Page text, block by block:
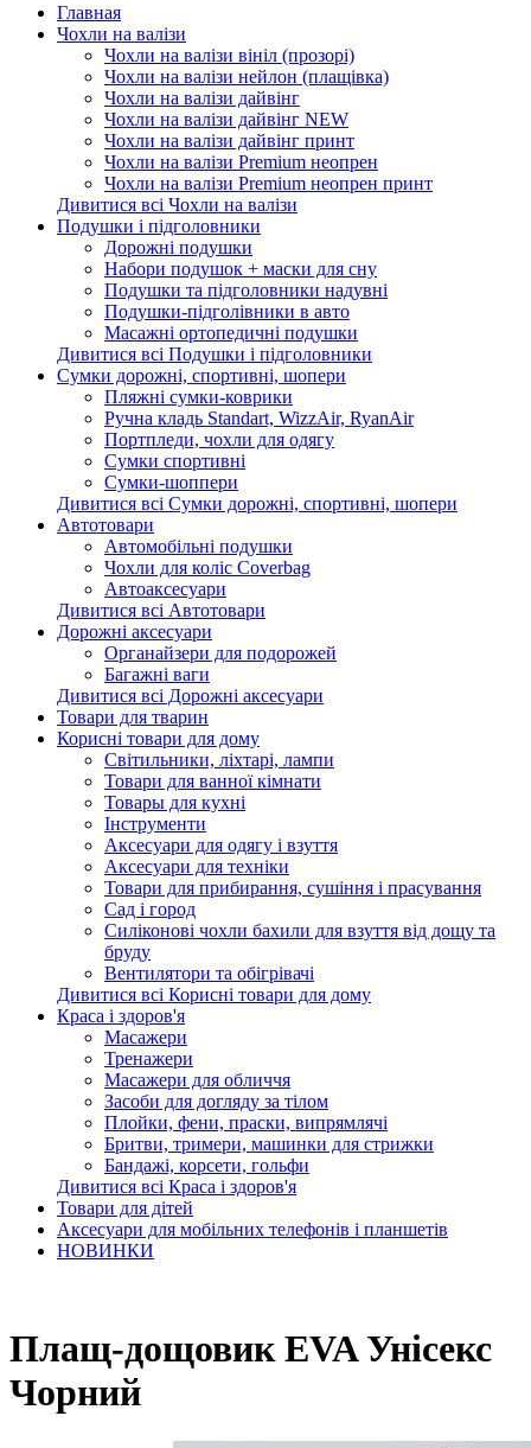
Главная
Чохли на валізи
Чохли на валізи вініл (прозорі)
Чохли на валізи нейлон (плащівка)
Чохли на валізи дайвінг
Чохли на валізи дайвінг NEW
Чохли на валізи дайвінг принт
Чохли на валізи Premium неопрен
Чохли на валізи Premium неопрен принт
Дивитися всі Чохли на валізи
Подушки і підголовники
Дорожні подушки
Набори подушок + маски для сну
Подушки та підголовники надувні
Подушки-підголівники в авто
Масажні ортопедичні подушки
Дивитися всі Подушки і підголовники
Сумки дорожні, спортивні, шопери
Пляжні сумки-коврики
Ручна кладь Standart, WizzAir, RyanAir
Портпледи, чохли для одягу
Сумки спортивні
Сумки-шоппери
Дивитися всі Сумки дорожні, спортивні, шопери
Автотовари
Автомобільні подушки
Чохли для коліс Coverbag
Автоаксесуари
Дивитися всі Автотовари
Дорожні аксесуари
Органайзери для подорожей
Багажні ваги
Дивитися всі Дорожні аксесуари
Товари для тварин
Корисні товари для дому
Світильники, ліхтарі, лампи
Товари для ванної кімнати
Товары для кухні
Інструменти
Аксесуари для одягу і взуття
Аксесуари для техніки
Товари для прибирання, сушіння і прасування
Сад і город
Силіконові чохли бахили для взуття від дощу та
бруду
Вентилятори та обігрівачі
Дивитися всі Корисні товари для дому
Краса і здоров'я
Масажери
Тренажери
Масажери для обличчя
Засоби для догляду за тілом
Плойки, фени, праски, випрямлячі
Бритви, тримери, машинки для стрижки
Бандажі, корсети, гольфи
Дивитися всі Краса і здоров'я
Товари для дітей
Аксесуари для мобільних телефонів і планшетів
НОВИНКИ
Плащ-дощовик EVA Унісекс
Чорний